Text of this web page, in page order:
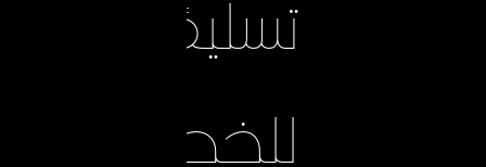
تسليمًا